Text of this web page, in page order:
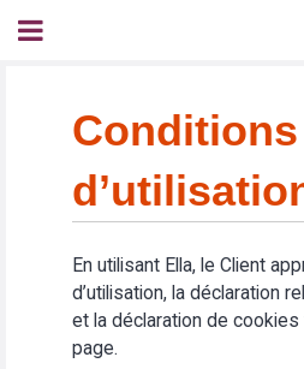
Conditions
En utilisant Ella, le Client
d’utilisation, la déclaration
et la déclaration de
page.